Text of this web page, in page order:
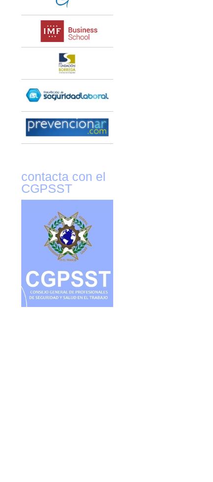
contacta con el
CGPSST